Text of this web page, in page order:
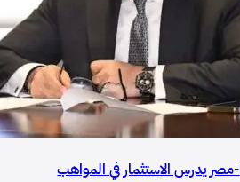
بنك أبوظبي الأول FAB-مصر يدرس الاستثمار في المواهب